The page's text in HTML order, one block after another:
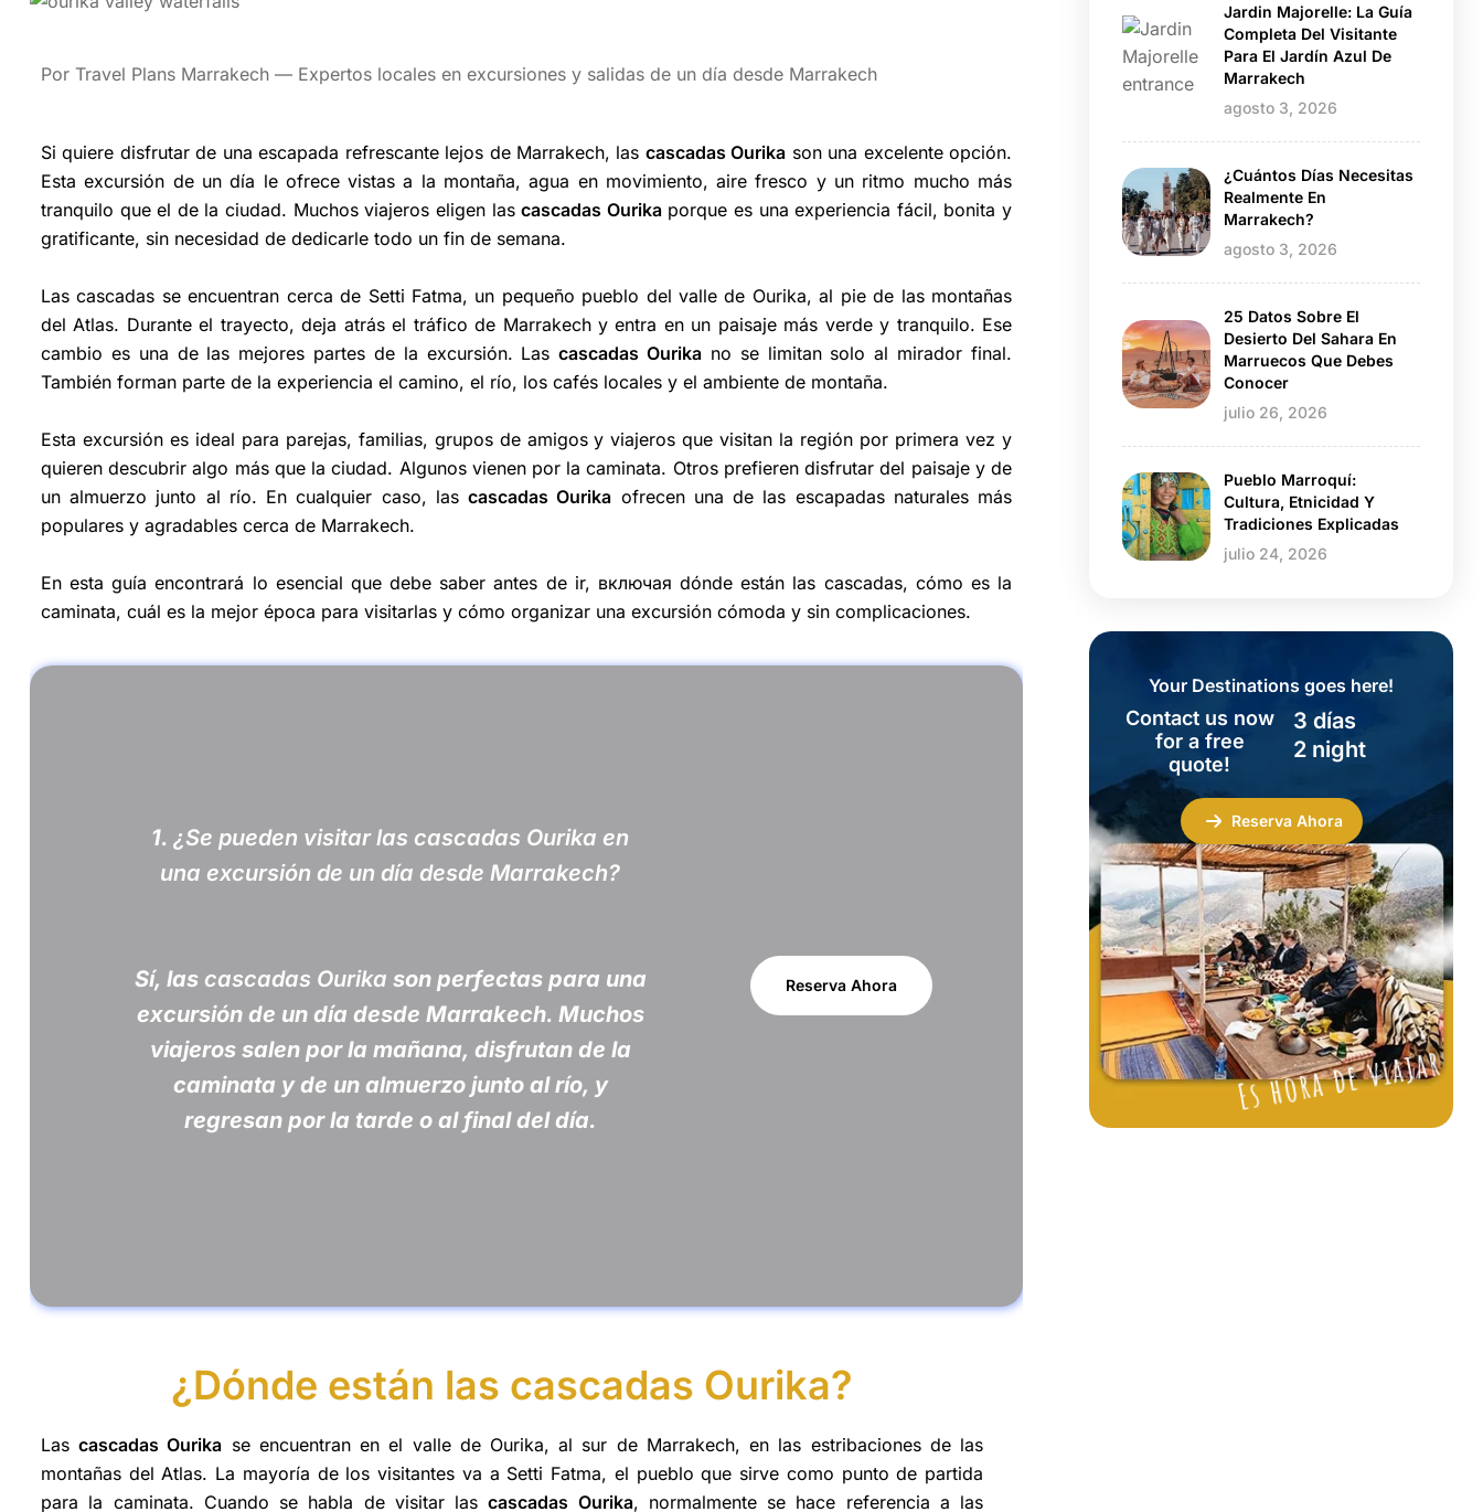
Por Travel Plans Marrakech — Expertos locales en excursiones y salidas de un día desde Marrakech
Si quiere disfrutar de una escapada refrescante lejos de Marrakech, las cascadas Ourika son una excelente opción.
Esta excursión de un día le ofrece vistas a la montaña, agua en movimiento, aire fresco y un ritmo mucho más
tranquilo que el de la ciudad. Muchos viajeros eligen lascascadas Ourikaporque es una experiencia fácil, bonita y
gratificante, sin necesidad de dedicarle todo un fin de semana.
Las cascadas se encuentran cerca de Setti Fatma, un pequeño pueblo del valle de Ourika, al pie de las montañas
del Atlas. Durante el trayecto, deja atrás el tráfico de Marrakech y entra en un paisaje más verde y tranquilo. Ese
cambio es una de las mejores partes de la excursión. Lascascadas Ourika no se limitan solo al mirador final.
También forman parte de la experiencia el camino, el río, los cafés locales y el ambiente de montaña.
Esta excursión es ideal para parejas, familias, grupos de amigos y viajeros que visitan la región por primera vez y
quieren descubrir algo más que la ciudad. Algunos vienen por la caminata. Otros prefieren disfrutar del paisaje y de
un almuerzo junto al río. En cualquier caso, lascascadas Ourika ofrecen una de las escapadas naturales más
populares y agradables cerca de Marrakech.
En esta guía encontrará lo esencial que debe saber antes de ir, включая dónde están las cascadas, cómo es la
caminata, cuál es la mejor época para visitarlas y cómo organizar una excursión cómoda y sin complicaciones.
1.¿Se pueden visitar las cascadas Ourika en
una excursión de un día desde Marrakech?
Sí, las cascadas Ourika son perfectas para una
excursión de un día desde Marrakech. Muchos
viajeros salen por la mañana, disfrutan de la
caminata y de un almuerzo junto al río, y
regresan por la tarde o al final del día.
Reserva Ahora
¿Dónde están las cascadas Ourika?
Lascascadas Ourika se encuentran en el valle de Ourika, al sur de Marrakech, en las estribaciones de las
montañas del Atlas. La mayoría de los visitantes va a Setti Fatma, el pueblo que sirve como punto de partida
para la caminata. Cuando se habla de visitar lascascadas Ourika, normalmente se hace referencia a las
agosto 3, 2026
Jardin Majorelle: La Guía
Completa Del Visitante
Para El Jardín Azul De
Marrakech
agosto 3, 2026
¿Cuántos Días Necesitas
Realmente En
Marrakech?
julio 26, 2026
25 Datos Sobre El
Desierto Del Sahara En
Marruecos Que Debes
Conocer
julio 24, 2026
Pueblo Marroquí:
Cultura, Etnicidad Y
Tradiciones Explicadas
Your Destinations goes here!
Contact us now
for a free
quote!
3 días
2 night
Reserva Ahora
Es hora de viajar